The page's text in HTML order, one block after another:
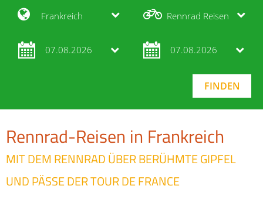
Frankreich Rennrad Reisen
07.08.2026 07.08.2026
Rennrad-Reisen in Frankreich
MIT DEM RENNRAD ÜBER BERÜHMTE GIPFEL
UND PÄSSE DER TOUR DE FRANCE